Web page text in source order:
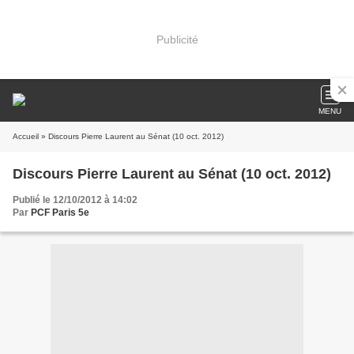
Publicité
MENU
Accueil » Discours Pierre Laurent au Sénat (10 oct. 2012)
Discours Pierre Laurent au Sénat (10 oct. 2012)
Publié le 12/10/2012 à 14:02
Par PCF Paris 5e